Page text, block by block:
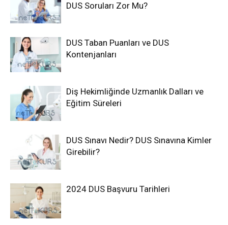
DUS Soruları Zor Mu?
DUS Taban Puanları ve DUS
Kontenjanları
Diş Hekimliğinde Uzmanlık Dalları ve
Eğitim Süreleri
DUS Sınavı Nedir? DUS Sınavına Kimler
Girebilir?
2024 DUS Başvuru Tarihleri